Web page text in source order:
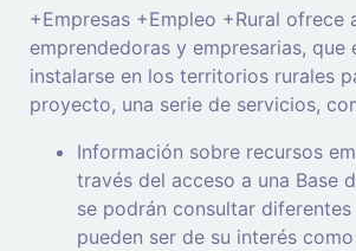
+Empresas +Empleo +Rural ofrece
emprendedoras y empresarias, que
instalarse en los territorios rurales
proyecto, una serie de servicios,
Información sobre recursos
través del acceso a una Base
se podrán consultar
pueden ser de su interés